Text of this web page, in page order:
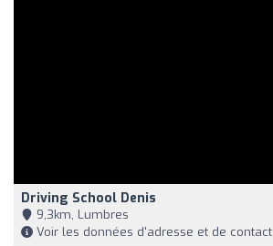
Driving School Denis
9,3km, Lumbres
Voir les données d'adresse et de contact